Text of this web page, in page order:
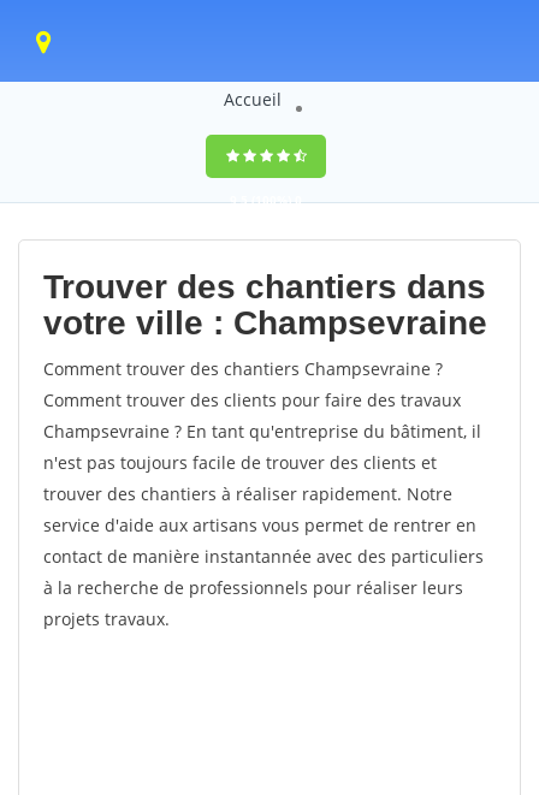
Accueil
9,5(100%)0
votes
Trouver des chantiers dans
votre ville : Champsevraine
Comment trouver des chantiers Champsevraine ?
Comment trouver des clients pour faire des travaux
Champsevraine ? En tant qu'entreprise du bâtiment, il
n'est pas toujours facile de trouver des clients et
trouver des chantiers à réaliser rapidement. Notre
service d'aide aux artisans vous permet de rentrer en
contact de manière instantannée avec des particuliers
à la recherche de professionnels pour réaliser leurs
projets travaux.